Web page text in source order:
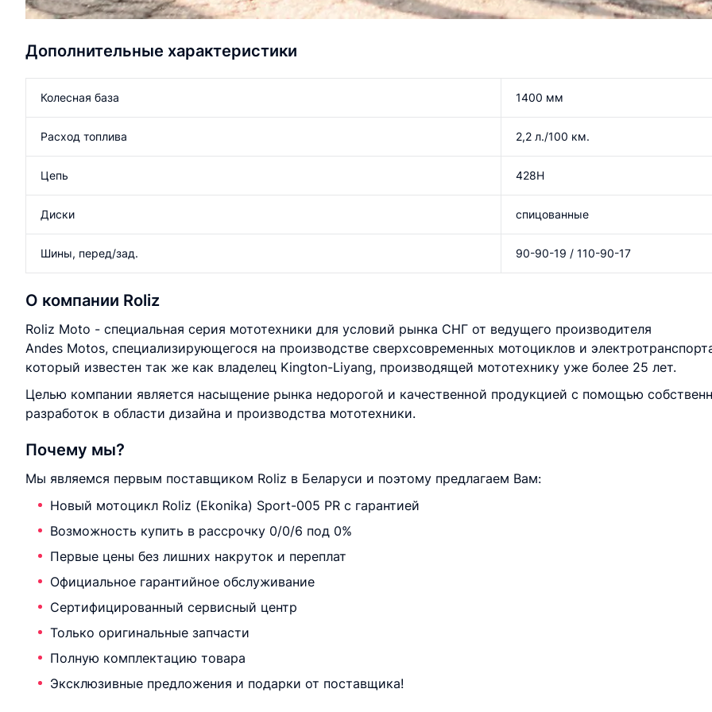
Дополнительные характеристики
Колесная база 1400 мм
Расход топлива 2,2 л./100 км.
Цепь 428H
Диски спицованные
Шины, перед/зад. 90-90-19 / 110-90-17
О компании Roliz
Roliz Moto - специальная серия мототехники для условий рынка СНГ от ведущего производителя
Andes Motos, специализирующегося на производстве сверхсовременных мотоциклов и
который известен так же как владелец Kington-Liyang, производящей мототехнику уже более 25 лет.
Целью компании является насыщение рынка недорогой и качественной продукцией с помощью
разработок в области дизайна и производства мототехники.
Почему мы?
Мы являемся первым поставщиком Roliz в Беларуси и поэтому предлагаем Вам:
Новый мотоцикл Roliz (Ekonika) Sport-005 PR с гарантией
Возможность купить в рассрочку 0/0/6 под 0%
Первые цены без лишних накруток и переплат
Официальное гарантийное обслуживание
Сертифицированный сервисный центр
Только оригинальные запчасти
Полную комплектацию товара
Эксклюзивные предложения и подарки от поставщика!